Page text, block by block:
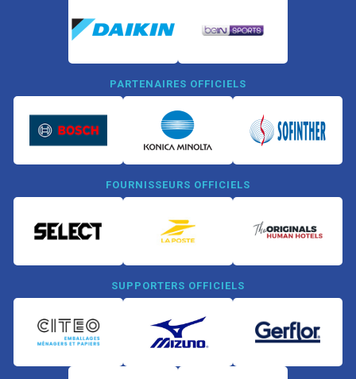
PARTENAIRES OFFICIELS
FOURNISSEURS OFFICIELS
SUPPORTERS OFFICIELS